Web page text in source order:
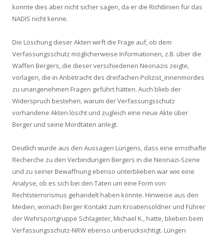
konnte dies aber nicht sicher sagen, da er die Richtlinien für das
NADIS nicht kenne.
Die Löschung dieser Akten wirft die Frage auf, ob dem
Verfassungsschutz möglicherweise Informationen, z.B. über die
Waffen Bergers, die dieser verschiedenen Neonazis zeigte,
vorlagen, die in Anbetracht des dreifachen Polizist_innenmordes
zu unangenehmen Fragen geführt hätten. Auch blieb der
Widerspruch bestehen, warum der Verfassungsschutz
vorhandene Akten löscht und zugleich eine neue Akte über
Berger und seine Mordtaten anlegt.
Deutlich wurde aus den Aussagen Lüngens, dass eine ernsthafte
Recherche zu den Verbindungen Bergers in die Neonazi-Szene
und zu seiner Bewaffnung ebenso unterblieben war wie eine
Analyse, ob es sich bei den Taten um eine Form von
Rechtsterrorismus gehandelt haben könnte. Hinweise aus den
Medien, wonach Berger Kontakt zum Kroatiensöldner und Führer
der Wehrsportgruppe Schlageter, Michael K., hatte, blieben beim
Verfassungsschutz-NRW ebenso unberücksichtigt. Lüngen